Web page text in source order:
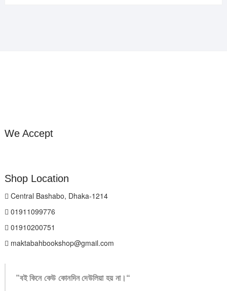
We Accept
Shop Location
Central Bashabo, Dhaka-1214
01911099776
01910200751
maktabahbookshop@gmail.com
”বই কিনে কেউ কোনদিন দেউলিয়া হয় না।“